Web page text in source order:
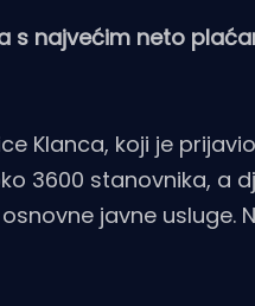
s najvećim neto
Klanca, koji je
3600 stanovnika, a
javne usluge.